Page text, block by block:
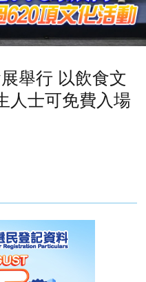
舉行 以飲食文
人士可免費入場